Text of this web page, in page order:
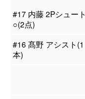
#17 内藤 2Pシュート
○(2点)
#16 髙野 アシスト(1
本)